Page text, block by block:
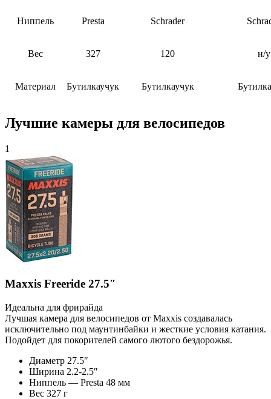
Ниппель Presta Schrader
Вес 327 120 н/у
Материал Бутилкаучук Бутилкаучук
Лучшие камеры для велосипедов
1
Maxxis Freeride 27.5″
Идеальна для фрирайда
Лучшая камера для велосипедов от Maxxis создавалась
исключительно под маунтинбайки и жесткие условия катания.
Подойдет для покорителей самого лютого бездорожья.
Диаметр 27.5″
Ширина 2.2-2.5″
Ниппель — Presta 48 мм
Вес 327 г